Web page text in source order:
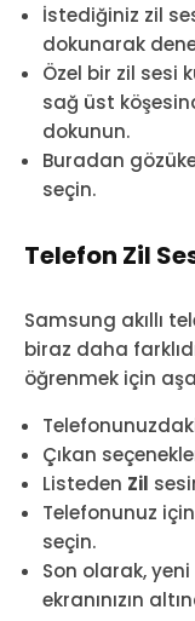
İstediğiniz zil
dokunarak
Özel bir zil sesi
sağ üst
dokunun.
Buradan
seçin.
Telefon Zil
Samsung akıllı
biraz daha
öğrenmek için
Çıkan
Listeden Zil
Telefonunuz
seçin.
Son olarak,
ekranınızın